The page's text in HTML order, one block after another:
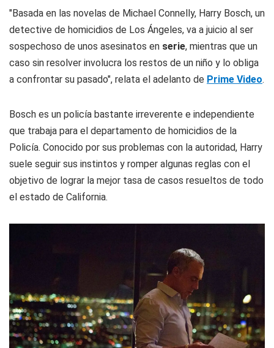
"Basada en las novelas de Michael Connelly, Harry Bosch, un
detective de homicidios de Los Ángeles, va a juicio al ser
sospechoso de unos asesinatos en serie, mientras que un
caso sin resolver involucra los restos de un niño y lo obliga
a confrontar su pasado", relata el adelanto de Prime Video.
Bosch es un policía bastante irreverente e independiente
que trabaja para el departamento de homicidios de la
Policía. Conocido por sus problemas con la autoridad, Harry
suele seguir sus instintos y romper algunas reglas con el
objetivo de lograr la mejor tasa de casos resueltos de todo
el estado de California.